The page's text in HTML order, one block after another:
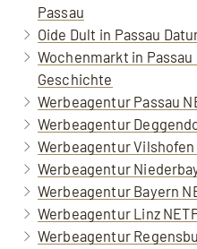
Passau
Oide Dult in Passau
Wochenmarkt in
Geschichte
Werbeagentur Passau
Werbeagentur
Werbeagentur Vilshofen
Werbeagentur
Werbeagentur Bayern
Werbeagentur Linz
Werbeagentur